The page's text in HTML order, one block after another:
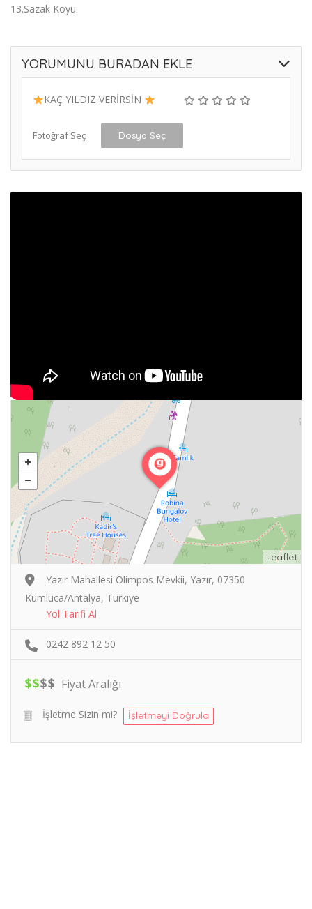
13.Sazak Koyu
YORUMUNU BURADAN EKLE
KAÇ YILDIZ VERİRSİN
Fotoğraf Seç Dosya Seç
Leaflet
Yazır Mahallesi Olimpos Mevkii, Yazır, 07350
Kumluca/Antalya, Türkiye
Yol Tarifi Al
0242 892 12 50
$$$$ Fiyat Aralığı
İşletme Sizin mi? İşletmeyi Doğrula